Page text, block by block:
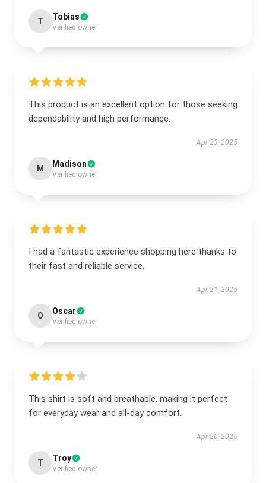
T Tobias
Verified owner
This product is an excellent option for those seeking
dependability and high performance.
Apr 23, 2025
M Madison
Verified owner
I had a fantastic experience shopping here thanks to
their fast and reliable service.
Apr 21, 2025
O Oscar
Verified owner
This shirt is soft and breathable, making it perfect
for everyday wear and all-day comfort.
Apr 20, 2025
T Troy
Verified owner